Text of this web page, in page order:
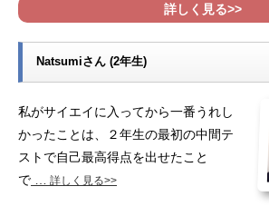
詳しく見る>>
Natsumiさん (2年生)
私がサイエイに入ってから一番うれし
かったことは、２年生の最初の中間テ
ストで自己最高得点を出せたこと
で
詳しく見る>>